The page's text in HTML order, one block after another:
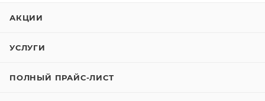
АКЦИИ
УСЛУГИ
ПОЛНЫЙ ПРАЙС-ЛИСТ